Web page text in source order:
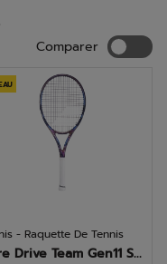
Comparer
- Raquette De Tennis
Drive Team Gen11 S...